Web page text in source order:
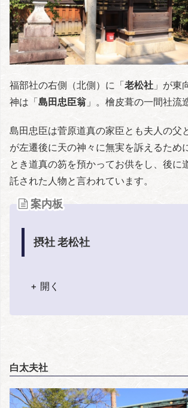
福部社の右側（北側）に「老松社 」が東
神は「島田忠臣翁 」。檜皮葺の一間社流
島田忠臣は菅原道真の家臣とも夫人の父
が左遷後に天の神々に無実を訴えるため
とき道真の笏を預かってお供をし、後に
託された人物と言われています。
案内板
摂社 老松社
+ 開く
白太夫社